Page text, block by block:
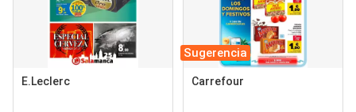
E.Leclerc
Sugerencia
Carrefour